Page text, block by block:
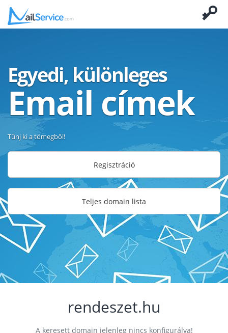
Egyedi, különleges
Email címek
Tűnj ki a tömegből!
Regisztráció
Teljes domain lista
rendeszet.hu
A keresett domain jelenleg nincs konfigurálva!